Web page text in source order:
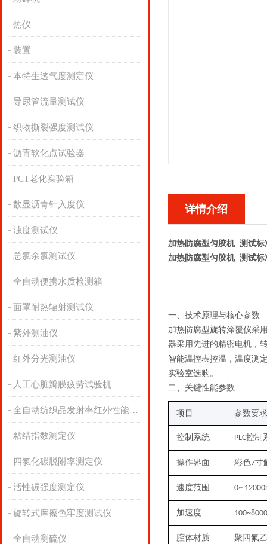
热仪
装置
本特生透气度测定仪
导尿管流量测试仪
织物撕裂强度测试仪
沥青软化点试验器
PCT老化实验箱
数显沥青针入度仪
浊度测试仪
总氯余氯测试仪
全自动便携水质检测箱
面罩耐热辐射测试仪
紫外测油仪
红外分光测油仪
人工心脏瓣膜疲劳试验机
全自动纺织品发射率红外性能分析
粘结指数测定仪
四氯化碳脱附率测定仪
活性碳强度测定仪
旋转式摩擦色牢度测试仪
全自动测硫仪
详情介绍
加热防腐型匀胶机 测试标
加热防腐型匀胶机 测试标
一、技术原理与核心参数
加热防腐型旋转涂覆仪采
器采用先进的精密电机，
智能温控表控温，温度测
实验室选购。
二、关键性能参数
项目 参数要求
控制系统 PLC控制
操作界面 彩色7寸
速度范围 0~
加速度
腔体材质 聚四氟